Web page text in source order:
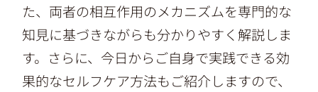
た、両者の相互作用のメカニズムを専門的な
知見に基づきながらも分かりやすく解説しま
す。さらに、今日からご自身で実践できる効
果的なセルフケア方法もご紹介しますので、